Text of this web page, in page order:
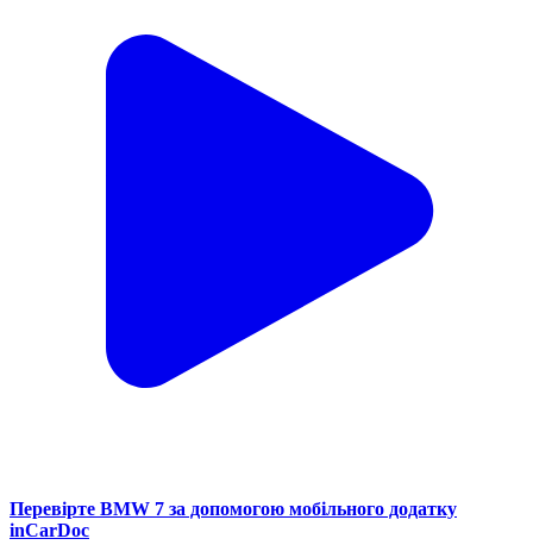
Перевірте BMW 7 за допомогою мобільного додатку
inCarDoc